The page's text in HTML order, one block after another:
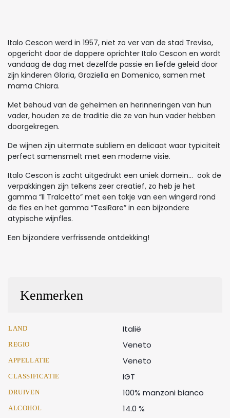
Italo Cescon werd in 1957, niet zo ver van de stad Treviso,
opgericht door de dappere oprichter Italo Cescon en wordt
vandaag de dag met dezelfde passie en liefde geleid door
zijn kinderen Gloria, Graziella en Domenico, samen met
mama Chiara.
Met behoud van de geheimen en herinneringen van hun
vader, houden ze de traditie die ze van hun vader hebben
doorgekregen.
De wijnen zijn uitermate subliem en delicaat waar typiciteit
perfect samensmelt met een moderne visie.
Italo Cescon is zacht uitgedrukt een uniek domein… ook de
verpakkingen zijn telkens zeer creatief, zo heb je het
gamma “Il Tralcetto” met een takje van een wingerd rond
de fles en het gamma “TesiRare” in een bijzondere
atypische wijnfles.
Een bijzondere verfrissende ontdekking!
Kenmerken
LAND Italië
REGIO Veneto
APPELLATIE Veneto
CLASSIFICATIE IGT
DRUIVEN 100% manzoni bianco
ALCOHOL 14.0 %